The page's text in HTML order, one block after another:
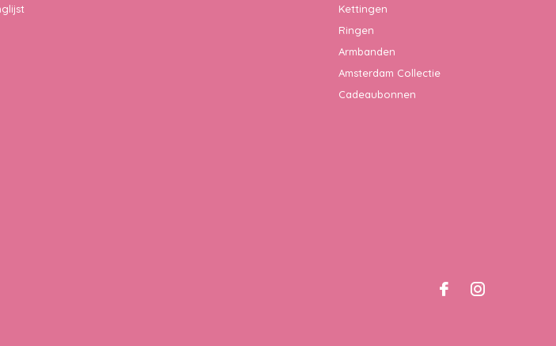
Kettingen
Ringen
Armbanden
Amsterdam Collectie
Cadeaubonnen